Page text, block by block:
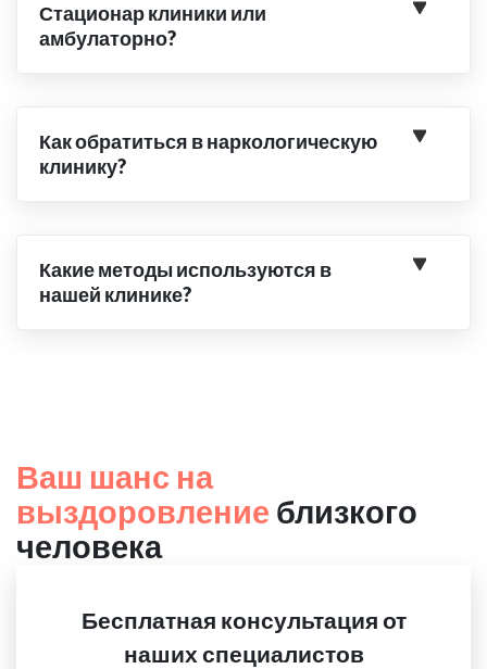
Стационар клиники или
амбулаторно?
Как обратиться в наркологическую
клинику?
Какие методы используются в
нашей клинике?
Ваш шанс на
выздоровление близкого
человека
Бесплатная консультация от
наших специалистов